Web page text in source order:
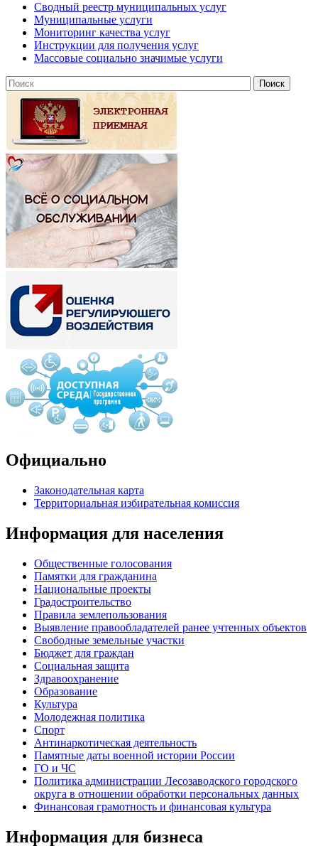
Сводный реестр муниципальных услуг
Муниципальные услуги
Мониторинг качества услуг
Инструкции для получения услуг
Массовые социально значимые услуги
Официально
Законодательная карта
Территориальная избирательная комиссия
Информация для населения
Общественные голосования
Памятки для гражданина
Национальные проекты
Градостроительство
Правила землепользования
Выявление правообладателей ранее учтенных объектов
Свободные земельные участки
Бюджет для граждан
Социальная защита
Здравоохранение
Образование
Культура
Молодежная политика
Спорт
Антинаркотическая деятельность
Памятные даты военной истории России
ГО и ЧС
Политика администрации Лесозаводского городского
округа в отношении обработки персональных данных
Финансовая грамотность и финансовая культура
Информация для бизнеса